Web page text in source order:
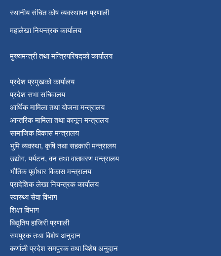
स्थानीय संचित कोष व्यवस्थापन प्रणाली
महालेखा नियन्त्रक कार्यालय
मुख्यमन्त्री तथा मन्त्रिपरिषद्को कार्यालय
प्रदेश प्रमुखको कार्यालय
प्रदेश सभा सचिवालय
आर्थिक मामिला तथा योजना मन्त्रालय
आन्तरिक मामिला तथा कानून मन्त्रालय
सामाजिक विकास मन्त्रालय
भुमि व्यवस्था, कृषि तथा सहकारी मन्त्रालय
उद्योग, पर्यटन, वन तथा वातावरण मन्त्रालय
भौतिक पूर्वाधार विकास मन्त्रालय
प्रादेशिक लेखा नियन्त्रक कार्यालय
स्वास्थ्य सेवा विभाग
शिक्षा विभाग
बिद्युतिय हाजिरी प्रणाली
समपुरक तथा बिशेष अनुदान
कर्णाली प्रदेश समपुरक तथा बिशेष अनुदान